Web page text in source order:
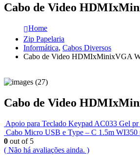
Cabo de Video
Home
Zip Papelaria
Informática, Cabos Diversos
Cabo de Video HDMIxMinixVGA
Cabo de Video
Apoio para Teclado Keypad AC033 Gel
Cabo Micro USB e Type – C 1.5m WI350
0 out of 5
( Não há avaliações ainda. )